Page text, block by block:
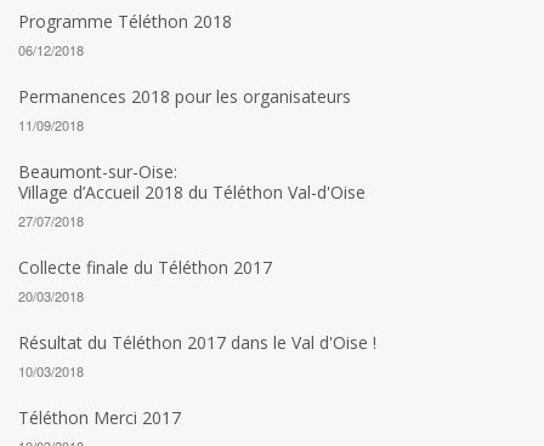
Programme Téléthon 2018
06/12/2018
Permanences 2018 pour les organisateurs
11/09/2018
Beaumont-sur-Oise:
Village d’Accueil 2018 du Téléthon Val-d'Oise
27/07/2018
Collecte finale du Téléthon 2017
20/03/2018
Résultat du Téléthon 2017 dans le Val d'Oise !
10/03/2018
Téléthon Merci 2017